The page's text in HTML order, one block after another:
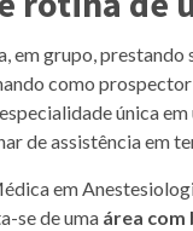
em grupo,
como
única
de assistência em
em
se de uma área com